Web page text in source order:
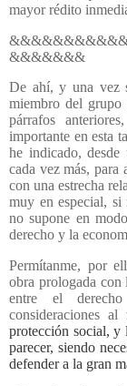
mayor rédito
&&&&&&&
De ahí, y una vez
miembro del
párrafos
importante en esta
he indicado, desde
cada vez más, para
con una estrecha
muy en especial, si
no supone en
derecho y la
Permítanme, por
obra prologada con
entre el
consideraciones al
protección social, y
parecer, siendo
defender a la gran